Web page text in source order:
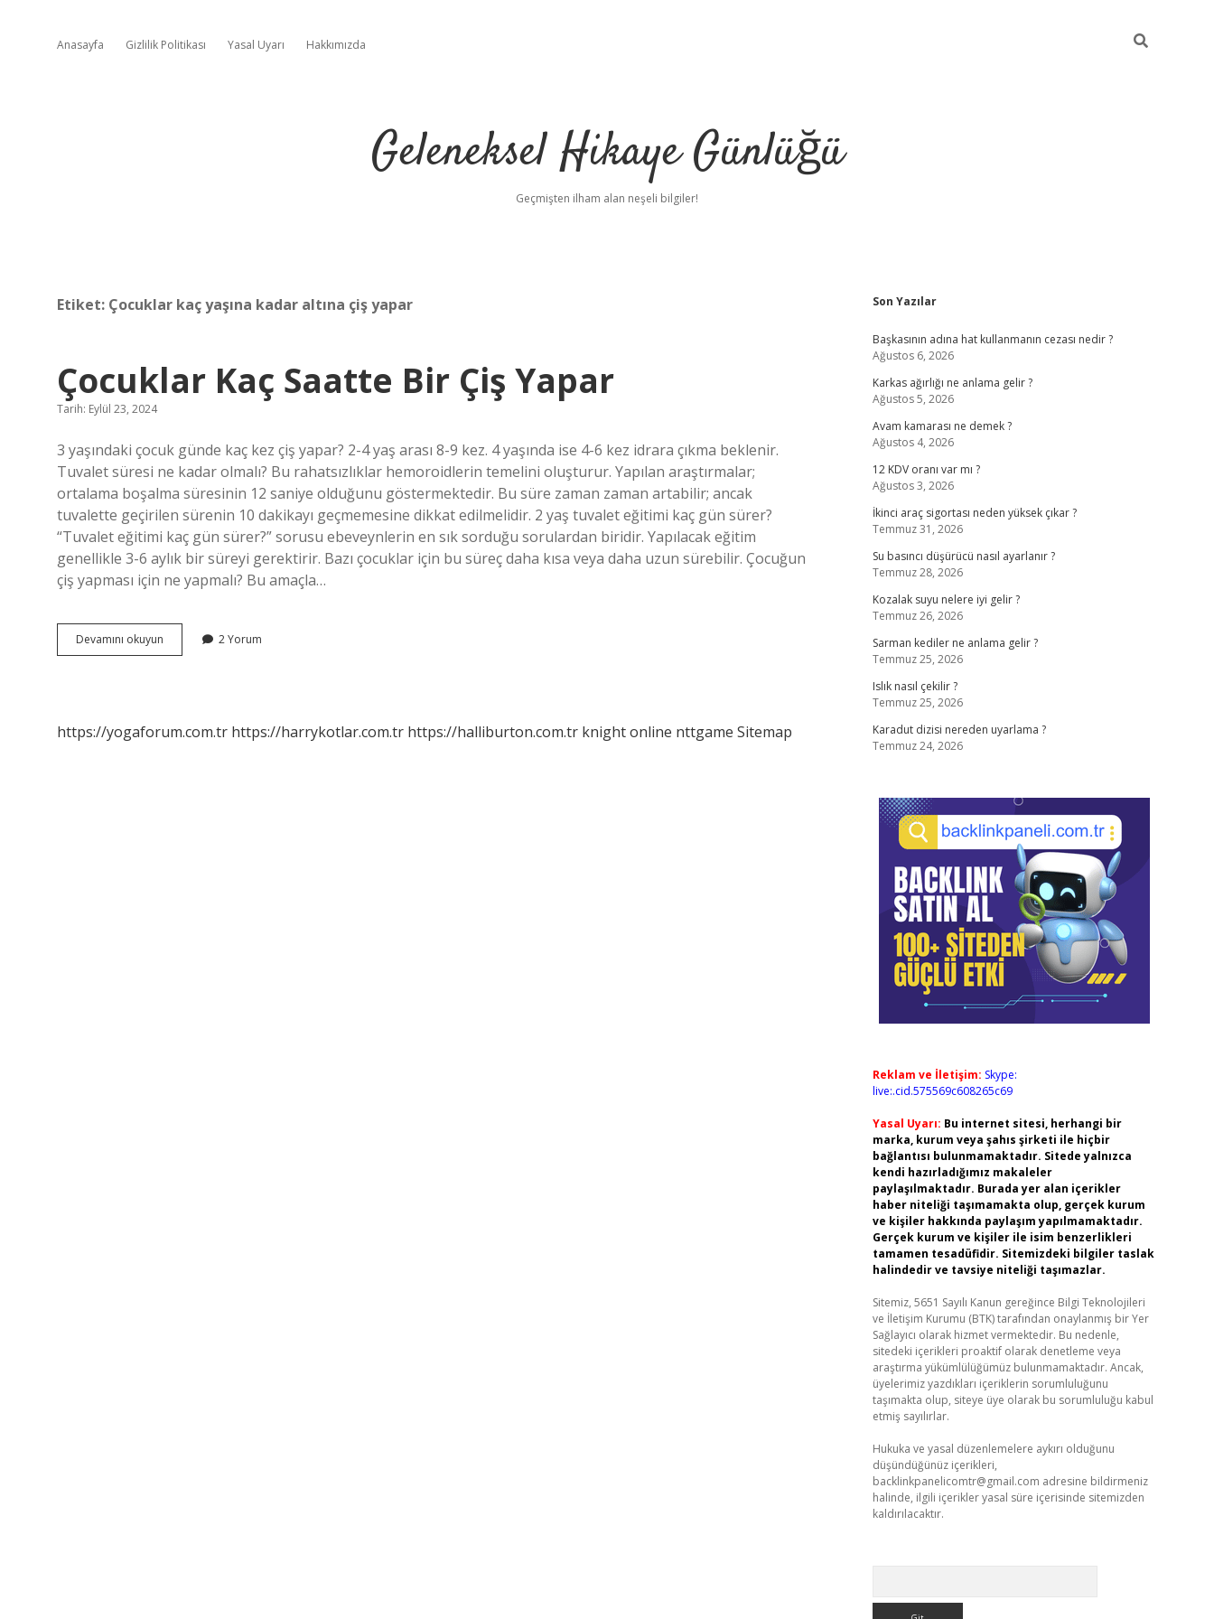
Anasayfa Gizlilik Politikası Yasal Uyarı Hakkımızda
Geleneksel Hikaye Günlüğü
Geçmişten ilham alan neşeli bilgiler!
Etiket: Çocuklar kaç yaşına kadar altına çiş yapar
Çocuklar Kaç Saatte Bir Çiş Yapar
Tarih: Eylül 23, 2024
3 yaşındaki çocuk günde kaç kez çiş yapar? 2-4 yaş arası 8-9 kez. 4 yaşında ise 4-6 kez idrara çıkma beklenir.
Tuvalet süresi ne kadar olmalı? Bu rahatsızlıklar hemoroidlerin temelini oluşturur. Yapılan araştırmalar;
ortalama boşalma süresinin 12 saniye olduğunu göstermektedir. Bu süre zaman zaman artabilir; ancak
tuvalette geçirilen sürenin 10 dakikayı geçmemesine dikkat edilmelidir. 2 yaş tuvalet eğitimi kaç gün sürer?
“Tuvalet eğitimi kaç gün sürer?” sorusu ebeveynlerin en sık sorduğu sorulardan biridir. Yapılacak eğitim
genellikle 3-6 aylık bir süreyi gerektirir. Bazı çocuklar için bu süreç daha kısa veya daha uzun sürebilir. Çocuğun
çiş yapması için ne yapmalı? Bu amaçla…
Devamını okuyun Çocuklar
Kaç
2 Yorum
https://yogaforum.com.tr https://harrykotlar.com.tr https://halliburton.com.tr knight online nttgame Sitemap
Sidebar
Son Yazılar
Başkasının adına hat kullanmanın cezası nedir ?
Ağustos 6, 2026
Karkas ağırlığı ne anlama gelir ?
Ağustos 5, 2026
Avam kamarası ne demek ?
Ağustos 4, 2026
12 KDV oranı var mı ?
Ağustos 3, 2026
İkinci araç sigortası neden yüksek çıkar ?
Temmuz 31, 2026
Su basıncı düşürücü nasıl ayarlanır ?
Temmuz 28, 2026
Kozalak suyu nelere iyi gelir ?
Temmuz 26, 2026
Sarman kediler ne anlama gelir ?
Temmuz 25, 2026
Islık nasıl çekilir ?
Temmuz 25, 2026
Karadut dizisi nereden uyarlama ?
Temmuz 24, 2026
Reklam ve İletişim: Skype:
live:.cid.575569c608265c69
Yasal Uyarı: Bu internet sitesi, herhangi bir
marka, kurum veya şahıs şirketi ile hiçbir
bağlantısı bulunmamaktadır. Sitede yalnızca
kendi hazırladığımız makaleler
paylaşılmaktadır. Burada yer alan içerikler
haber niteliği taşımamakta olup, gerçek kurum
ve kişiler hakkında paylaşım yapılmamaktadır.
Gerçek kurum ve kişiler ile isim benzerlikleri
tamamen tesadüfidir. Sitemizdeki bilgiler taslak
halindedir ve tavsiye niteliği taşımazlar.
Sitemiz, 5651 Sayılı Kanun gereğince Bilgi Teknolojileri
ve İletişim Kurumu (BTK) tarafından onaylanmış bir Yer
Sağlayıcı olarak hizmet vermektedir. Bu nedenle,
sitedeki içerikleri proaktif olarak denetleme veya
araştırma yükümlülüğümüz bulunmamaktadır. Ancak,
üyelerimiz yazdıkları içeriklerin sorumluluğunu
taşımakta olup, siteye üye olarak bu sorumluluğu kabul
etmiş sayılırlar.
Hukuka ve yasal düzenlemelere aykırı olduğunu
düşündüğünüz içerikleri,
backlinkpanelicomtr@gmail.com adresine bildirmeniz
halinde, ilgili içerikler yasal süre içerisinde sitemizden
kaldırılacaktır.